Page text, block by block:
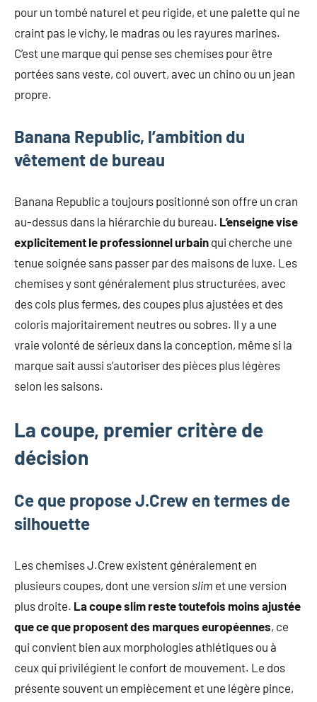
pour un tombé naturel et peu rigide, et une palette qui ne
craint pas le vichy, le madras ou les rayures marines.
C’est une marque qui pense ses chemises pour être
portées sans veste, col ouvert, avec un chino ou un jean
propre.
Banana Republic, l’ambition du
vêtement de bureau
Banana Republic a toujours positionné son offre un cran
au-dessus dans la hiérarchie du bureau. L’enseigne vise
explicitement le professionnel urbain qui cherche une
tenue soignée sans passer par des maisons de luxe. Les
chemises y sont généralement plus structurées, avec
des cols plus fermes, des coupes plus ajustées et des
coloris majoritairement neutres ou sobres. Il y a une
vraie volonté de sérieux dans la conception, même si la
marque sait aussi s’autoriser des pièces plus légères
selon les saisons.
La coupe, premier critère de
décision
Ce que propose J.Crew en termes de
silhouette
Les chemises J.Crew existent généralement en
plusieurs coupes, dont une version slim et une version
plus droite. La coupe slim reste toutefois moins ajustée
que ce que proposent des marques européennes, ce
qui convient bien aux morphologies athlétiques ou à
ceux qui privilégient le confort de mouvement. Le dos
présente souvent un empiècement et une légère pince,